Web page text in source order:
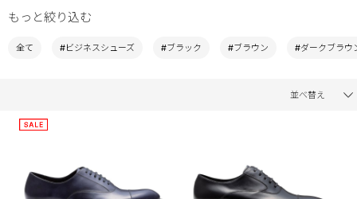
もっと絞り込む
全て #ビジネスシューズ #ブラック #ブラウン #ダークブラウ
並べ替え